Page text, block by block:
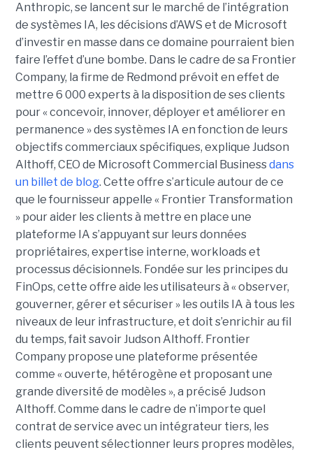
Anthropic, se lancent sur le marché de l’intégration
de systèmes IA, les décisions d’AWS et de Microsoft
d’investir en masse dans ce domaine pourraient bien
faire l’effet d’une bombe. Dans le cadre de sa Frontier
Company, la firme de Redmond prévoit en effet de
mettre 6 000 experts à la disposition de ses clients
pour « concevoir, innover, déployer et améliorer en
permanence » des systèmes IA en fonction de leurs
objectifs commerciaux spécifiques, explique Judson
Althoff, CEO de Microsoft Commercial Businessdans
un billet de blog. Cette offre s’articule autour de ce
que le fournisseur appelle « Frontier Transformation
» pour aider les clients à mettre en place une
plateforme IA s’appuyant sur leurs données
propriétaires, expertise interne, workloads et
processus décisionnels. Fondée sur les principes du
FinOps, cette offre aide les utilisateurs à « observer,
gouverner, gérer et sécuriser » les outils IA à tous les
niveaux de leur infrastructure, et doit s’enrichir au fil
du temps, fait savoir Judson Althoff. Frontier
Company propose une plateforme présentée
comme « ouverte, hétérogène et proposant une
grande diversité de modèles », a précisé Judson
Althoff. Comme dans le cadre de n’importe quel
contrat de service avec un intégrateur tiers, les
clients peuvent sélectionner leurs propres modèles,